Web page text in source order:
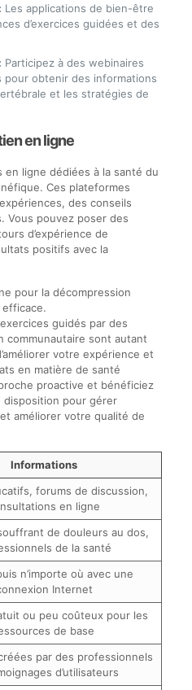
Les applications de bien-être
d’exercices guidées et des
Participez à des webinaires
pour obtenir des informations
et les stratégies de
en ligne
en ligne dédiées à la santé du
Ces plateformes
des conseils
Vous pouvez poser des
d’expérience de
positifs avec la
pour la décompression
guidés par des
communautaire sont autant
votre expérience et
en matière de santé
proactive et bénéficiez
pour gérer
améliorer votre qualité de
Informations
forums de discussion,
en ligne
de douleurs au dos,
de la santé
n’importe où avec une
Internet
ou peu coûteux pour les
de base
par des professionnels
d’utilisateurs